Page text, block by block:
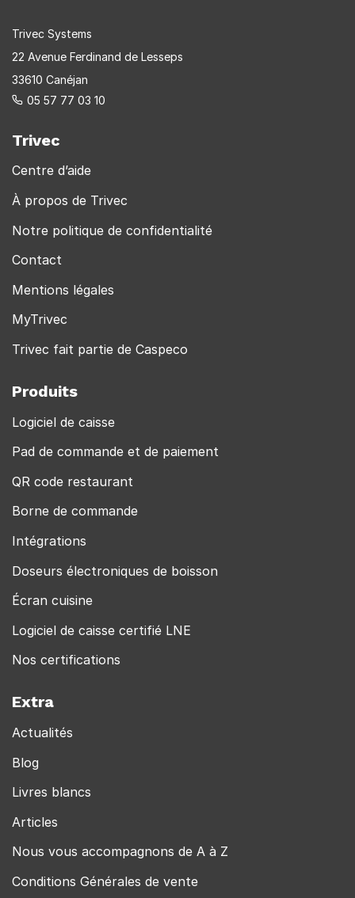
Trivec Systems
22 Avenue Ferdinand de Lesseps
33610 Canéjan
05 57 77 03 10
Trivec
Centre d’aide
À propos de Trivec
Notre politique de confidentialité
Contact
Mentions légales
MyTrivec
Trivec fait partie de Caspeco
Produits
Logiciel de caisse
Pad de commande et de paiement
QR code restaurant
Borne de commande
Intégrations
Doseurs électroniques de boisson
Écran cuisine
Logiciel de caisse certifié LNE
Nos certifications
Extra
Actualités
Blog
Livres blancs
Articles
Nous vous accompagnons de A à Z
Conditions Générales de vente